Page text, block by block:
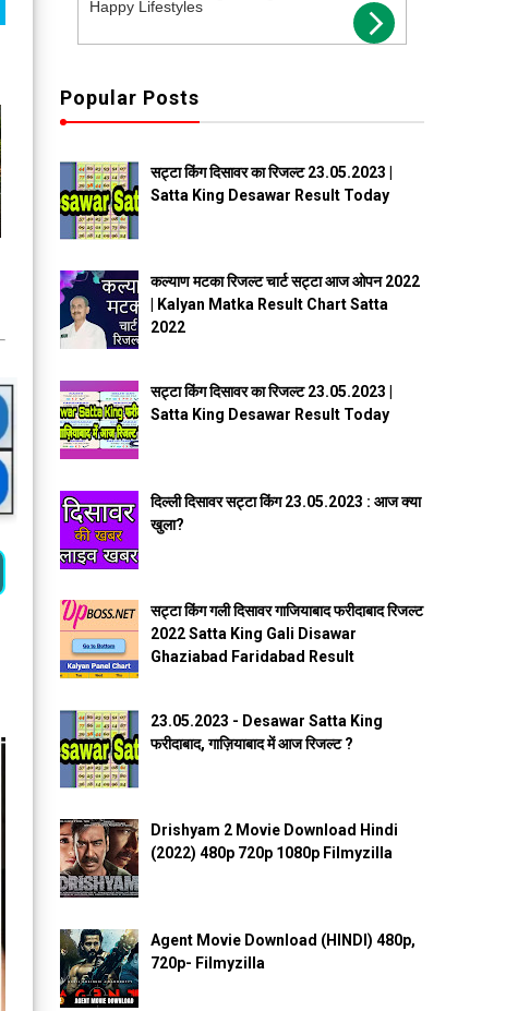
Popular Posts
सट्टा किंग दिसावर का रिजल्ट 23.05.2023 |
Satta King Desawar Result Today
कल्याण मटका रिजल्ट चार्ट सट्टा आज ओपन 2022
| Kalyan Matka Result Chart Satta
2022
सट्टा किंग दिसावर का रिजल्ट 23.05.2023 |
Satta King Desawar Result Today
दिल्ली दिसावर सट्टा किंग 23.05.2023 : आज क्या
खुला?
सट्टा किंग गली दिसावर गाजियाबाद फरीदाबाद रिजल्ट
2022 Satta King Gali Disawar
Ghaziabad Faridabad Result
23.05.2023 - Desawar Satta King
फरीदाबाद, गाज़ियाबाद में आज रिजल्ट ?
Drishyam 2 Movie Download Hindi
(2022) 480p 720p 1080p Filmyzilla
Agent Movie Download (HINDI) 480p,
720p- Filmyzilla